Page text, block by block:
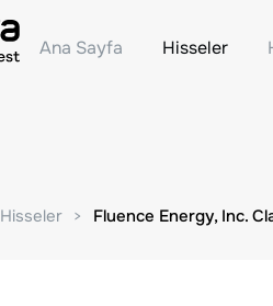
Ana Sayfa Hisseler
Hisseler Fluence Energy, Inc.